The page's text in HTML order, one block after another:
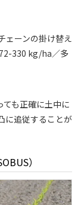
ェーンの掛け替え
330 kg/ha／多
も正確に土中に
に追従することが
）